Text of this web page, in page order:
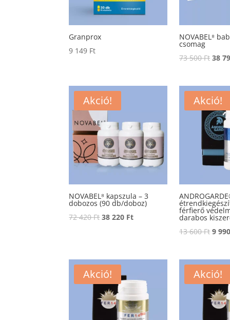
Granprox
9 149 Ft
NOVABEL⁸
csomag
73 500Ft
was:
73
500
38
Akció!
NOVABEL⁸ kapszula – 3
dobozos (90 db/doboz)
72 420Ft Original
420 Ft.
38 220 FtCurrent
Akció!
férfierő
darabos
13 600Ft
was:
13
600
9 990
Akció! Akció!